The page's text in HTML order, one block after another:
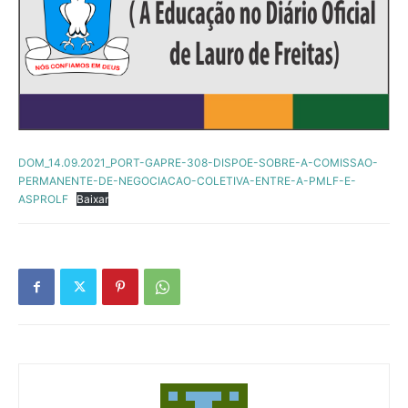
DOM_14.09.2021_PORT-GAPRE-308-DISPOE-SOBRE-A-COMISSAO-
PERMANENTE-DE-NEGOCIACAO-COLETIVA-ENTRE-A-PMLF-E-
ASPROLF
Baixar